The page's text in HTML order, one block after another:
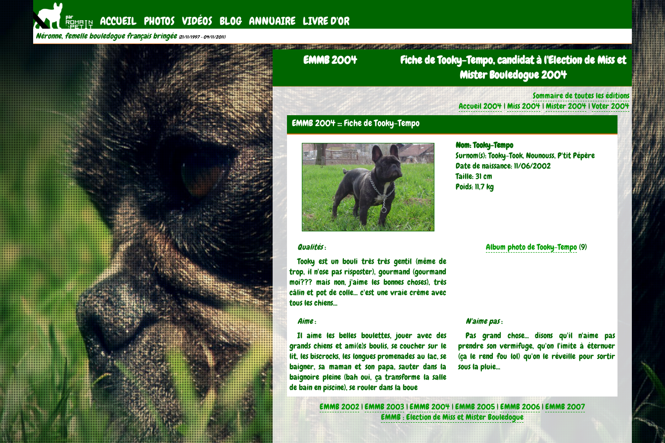
ACCUEIL PHOTOS VIDÉOS BLOG ANNUAIRE LIVRE D'OR
Néronne, femelle bouledogue français bringée (21/11/1997 - 04/11/2011)
EMMB 2004
Fiche de Tooky-Tempo, candidat à l'Election de Miss et
Mister Bouledogue 2004
Sommaire de toutes les éditions
Accueil 2004|Miss 2004|Mister 2004|Voter 2004
EMMB 2004 ::: Fiche de Tooky-Tempo
Nom: Tooky-Tempo
Surnom(s): Tooky-Took, Nounouss, P'tit Pépère
Date de naissance: 11/06/2002
Taille: 31 cm
Poids: 11,7 kg
Qualités:
Tooky est un bouli très très gentil (même de
trop, il n'ose pas risposter), gourmand (gourmand
moi??? mais non, j'aime les bonnes choses), très
câlin et pot de colle... c'est une vraie crème avec
tous les chiens...
Album photo de Tooky-Tempo(9)
Aime:
Il aime les belles boulettes, jouer avec des
grands chiens et ami(e)s boulis, se coucher sur le
lit, les biscrocks, les longues promenades au lac, se
baigner, sa maman et son papa, sauter dans la
baignoire pleine (bah oui, ça transforme la salle
de bain en piscine), se rouler dans la boue
N'aime pas:
Pas grand chose... disons qu'il n'aime pas
prendre son vermifuge, qu'on l'imite à éternuer
(ça le rend fou lol) qu'on le réveille pour sortir
sous la pluie...
EMMB 2002|EMMB 2003|EMMB 2004|EMMB 2005|EMMB 2006|EMMB 2007
EMMB : Election de Miss et Mister Bouledogue